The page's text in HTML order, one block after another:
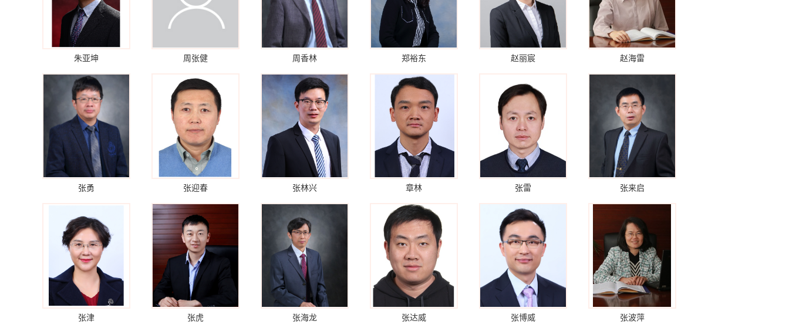
朱亚坤 周张健 周香林 郑裕东 赵丽宸 赵海雷
张勇 张迎春 张林兴 章林 张雷 张来启
张津 张虎 张海龙 张达威 张博威 张波萍